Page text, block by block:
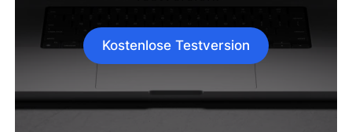
Kostenlose Testversion